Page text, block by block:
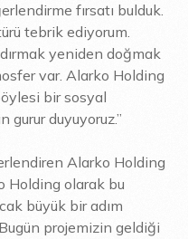
fırsatı bulduk.
tebrik ediyorum.
yeniden doğmak
var. Alarko Holding
bir sosyal
gurur duyuyoruz.”
Alarko Holding
Holding olarak bu
büyük bir adım
projemizin geldiği